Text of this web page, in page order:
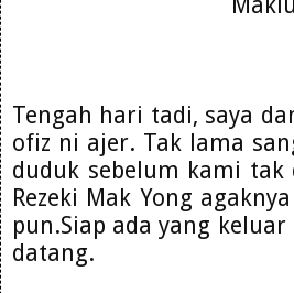
Tengah hari tadi, saya
ofiz ni ajer. Tak lama
duduk sebelum kami
Rezeki Mak Yong
pun.Siap ada yang
datang.